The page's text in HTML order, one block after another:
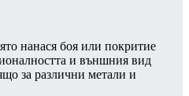
нанася боя или покритие
и външния вид
за различни метали и